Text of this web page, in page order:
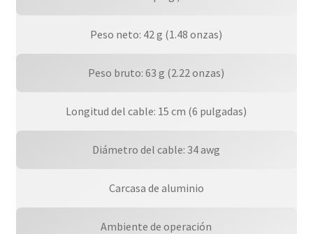
Peso neto: 42 g (1.48 onzas)
Peso bruto: 63 g (2.22 onzas)
Longitud del cable: 15 cm (6 pulgadas)
Diámetro del cable: 34 awg
Carcasa de aluminio
Ambiente de operación